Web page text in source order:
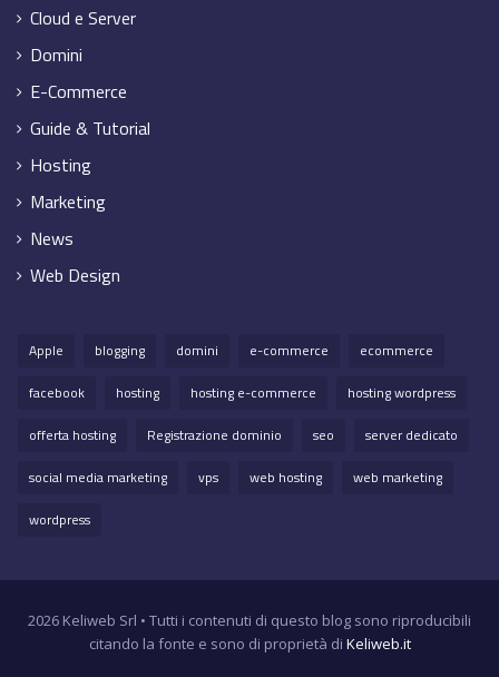
Cloud e Server
Domini
E-Commerce
Guide & Tutorial
Hosting
Marketing
News
Web Design
Apple blogging domini e-commerce
ecommerce
facebook
hosting hosting e-commerce
hosting wordpress
offerta hosting
Registrazione dominio seo
server dedicato
social media marketing
vps web hosting
web marketing
wordpress
2026 Keliweb Srl • Tutti i contenuti di questo blog sono riproducibili
citando la fonte e sono di proprietà di Keliweb.it